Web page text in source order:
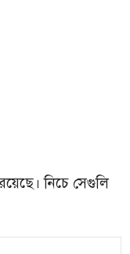
নিচে সেগুলি